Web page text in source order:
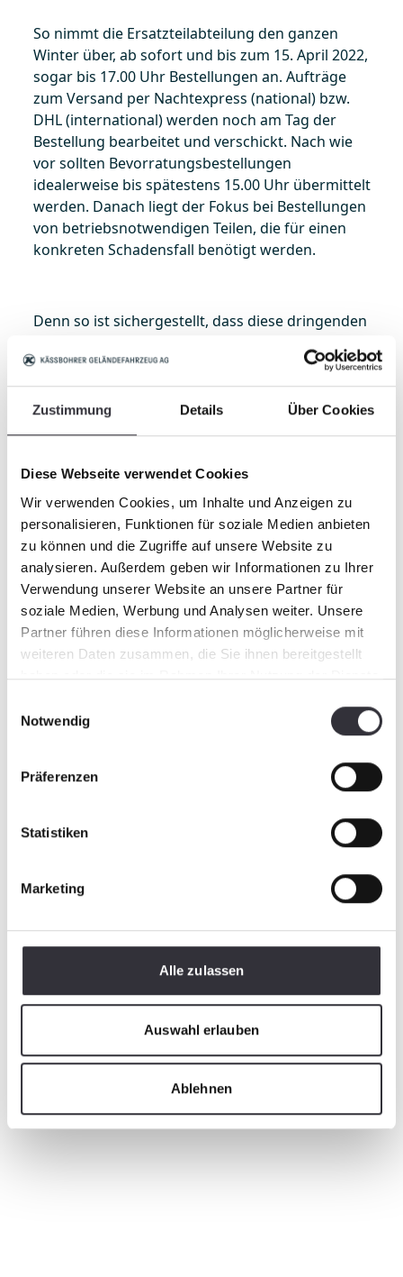
Zustimmung Details Über Cookies
Diese Webseite verwendet Cookies
Wir verwenden Cookies, um Inhalte und Anzeigen zu
personalisieren, Funktionen für soziale Medien anbieten
zu können und die Zugriffe auf unsere Website zu
analysieren. Außerdem geben wir Informationen zu Ihrer
Verwendung unserer Website an unsere Partner für
soziale Medien, Werbung und Analysen weiter. Unsere
Partner führen diese Informationen möglicherweise mit
weiteren Daten zusammen, die Sie ihnen bereitgestellt
haben oder die sie im Rahmen Ihrer Nutzung der Dienste
Notwendig
Präferenzen
Statistiken
Marketing
Alle zulassen
Auswahl erlauben
Ablehnen
So nimmt die Ersatzteilabteilung den ganzen
Winter über, ab sofort und bis zum 15. April 2022,
sogar bis 17.00 Uhr Bestellungen an. Aufträge
zum Versand per Nachtexpress (national) bzw.
DHL (international) werden noch am Tag der
Bestellung bearbeitet und verschickt. Nach wie
vor sollten Bevorratungsbestellungen
idealerweise bis spätestens 15.00 Uhr übermittelt
werden. Danach liegt der Fokus bei Bestellungen
von betriebsnotwendigen Teilen, die für einen
konkreten Schadensfall benötigt werden.
Denn so ist sichergestellt, dass diese dringenden
und umgehend per Nachtexpress (national) bzw.
DHL (international) verschickt werden. Im
Zweifelsfall wird der Ersatzteilvertrieb der
Feiertagen steht Ihnen unser Bereitschaftsdienst
wie gewohnt zur Verfügung.